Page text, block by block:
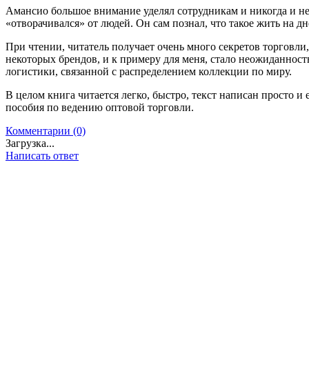
Амансио большое внимание уделял сотрудникам и никогда и
«отворачивался» от людей. Он сам познал, что такое жить на
При чтении, читатель получает очень много секретов
некоторых брендов, и к примеру для меня, стало
логистики, связанной с распределением коллекции по миру.
В целом книга читается легко, быстро, текст написан просто и
пособия по ведению оптовой торговли.
Комментарии (0)
Загрузка...
Написать ответ